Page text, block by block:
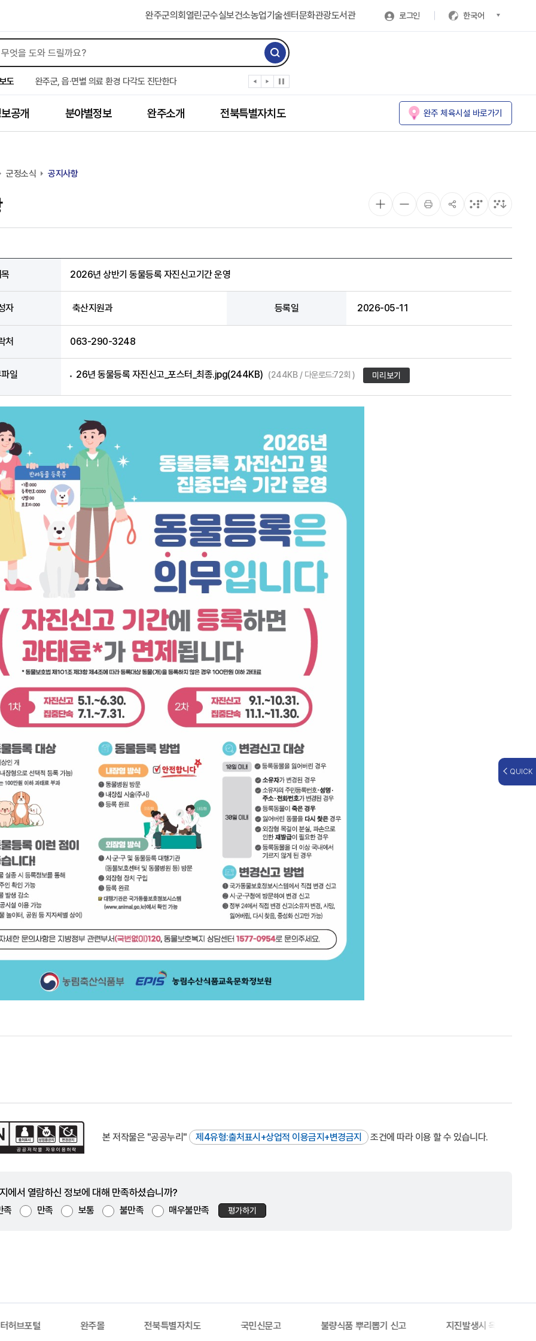
완주군의회 열린군수실보건소농업기술센터문화관광도서관 로그인 한국어
도
완주군, ‘수의계약 총량제’ 개편 운영
완주군 청소년, 초록우산 지원으로 치과 치료
완주군, 읍·면별 의료 환경 다각도 진단한다
완주군, 모바일 헬스케어 “내 건강 변화 직접 확인”
완주군 “여름휴가철 청소년 안전 지킨다”
완주 청소년, 삼성 임직원 만나 미래 진로 그린다
전북은행, 완주군에 ‘시원키트’ 60세트 기탁
유희태 완주군수, 친환경 농업인 현장 목소리 경청
공개 분야별정보 완주소개 전북특별자치도 완주 체육시설 바로가기
군정소식 공지사항
2026년 상반기 동물등록 자진신고기간 운영
자 축산지원과 등록일 2026-05-11
처 063-290-3248
일 26년 동물등록 자진신고_포스터_최종.jpg(244KB) (244KB / 다운로드:72회 ) 미리보기
본 저작물은 "공공누리" 제4유형:출처표시+상업적 이용금지+변경금지 조건에 따라 이용 할 수 있습니다.
에서 열람하신 정보에 대해 만족하셨습니까?
족 만족 보통 불만족 매우불만족 평가하기
QUICK
허브포털 완주몰 전북특별자치도 국민신문고 불량식품 뿌리뽑기 신고 지진발생시 옥외대피소